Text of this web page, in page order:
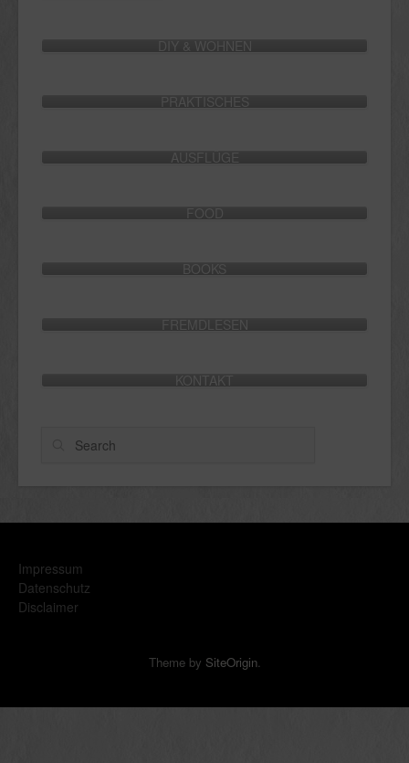
DIY & WOHNEN
PRAKTISCHES
AUSFLÜGE
FOOD
BOOKS
FREMDLESEN
KONTAKT
Search
Impressum
Datenschutz
Disclaimer
Theme by SiteOrigin.